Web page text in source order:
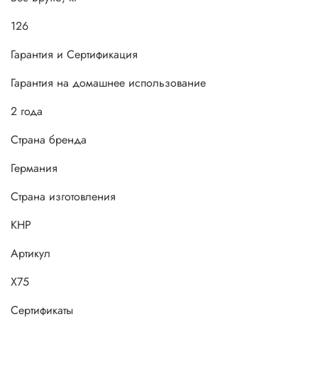
126
Гарантия и Сертификация
Гарантия на домашнее использование
2 года
Страна бренда
Германия
Страна изготовления
КНР
Артикул
X75
Сертификаты